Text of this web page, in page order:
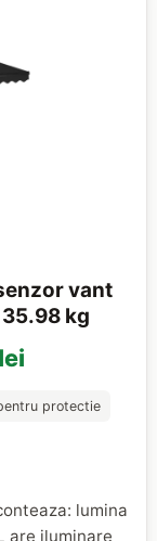
vant
kg
protectie
lumina
are iluminare